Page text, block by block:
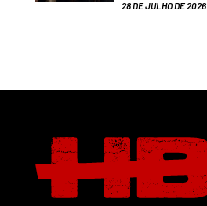
28 DE JULHO DE 2026